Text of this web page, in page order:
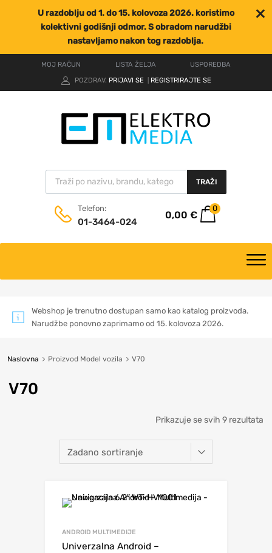
U razdoblju od 1. do 15. kolovoza 2026. koristimo
kolektivni godišnji odmor. S obradom narudžbi
nastavljamo nakon tog razdoblja.
MOJ RAČUN LISTA ŽELJA
USPOREDBA
POZDRAV. PRIJAVI SE REGISTRIRAJTE SE
TRAŽI
Telefon:
01-3464-024
0,00 €
0
Webshop je trenutno dostupan samo kao katalog proizvoda.
Narudžbe ponovno zaprimamo od 15. kolovoza 2026.
Naslovna Proizvod Model vozila V70
V70
Prikazuje se svih 9 rezultata
ANDROID MULTIMEDIJE
Univerzalna Android –